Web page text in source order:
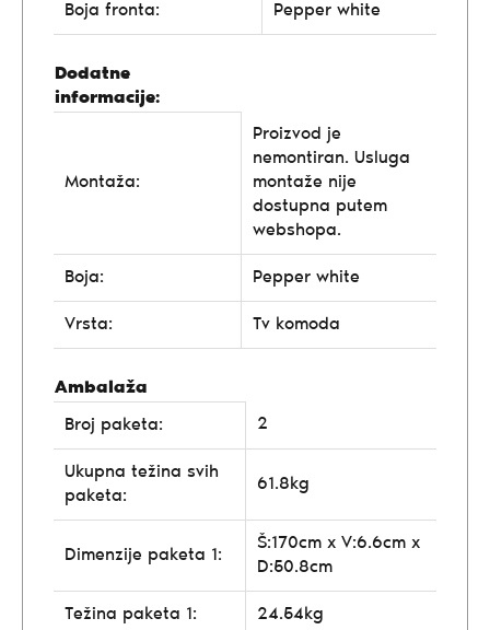
Boja fronta: Pepper white
Dodatne
informacije:
Montaža:
Proizvod je
nemontiran. Usluga
montaže nije
dostupna putem
webshopa.
Boja: Pepper white
Vrsta: Tv komoda
Ambalaža
Broj paketa:
2
Ukupna težina svih
paketa:
61.8kg
Dimenzije paketa 1:
Š:170cm x V:6.6cm x
D:50.8cm
Težina paketa 1: 24.54kg